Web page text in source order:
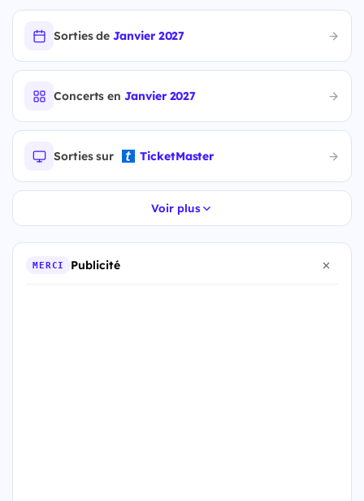
Sorties deJanvier 2027
Concerts enJanvier 2027
Sorties sur TicketMaster
Voir plus
MERCI Publicité